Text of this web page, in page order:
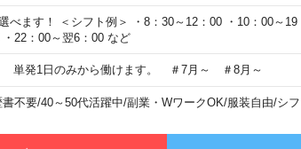
べます！ ＜シフト例＞ ・8：30～12：00 ・10：00～19
22：00～翌6：00 など
単発1日のみから働けます。 ＃7月～ ＃8月～
不要/40～50代活躍中/副業・WワークOK/服装自由/シ